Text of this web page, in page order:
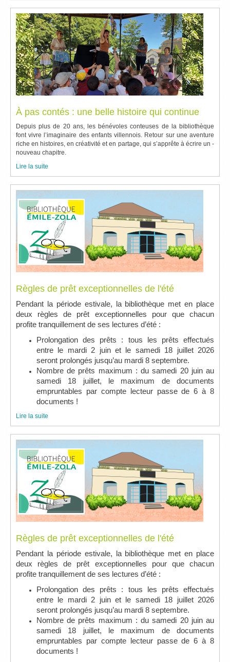
À pas contés : une belle histoire qui continue
Depuis plus de 20 ans, les bénévoles conteuses de la bibliothèque
font vivre l’imaginaire des enfants villennois. Retour sur une aventure
riche en histoires, en créativité et en partage, qui s’apprête à écrire un ­
nouveau chapitre.
Lire la suite
Règles de prêt exceptionnelles de l'été
Pendant la période estivale, la bibliothèque met en place
deux règles de prêt exceptionnelles pour que chacun
profite tranquillement de ses lectures d’été :
Prolongation des prêts : tous les prêts effectués
entre le mardi 2 juin et le samedi 18 juillet 2026
seront prolongés jusqu’au mardi 8 septembre.
Nombre de prêts maximum : du samedi 20 juin au
samedi 18 juillet, le maximum de documents
empruntables par compte lecteur passe de 6 à 8
documents !
Lire la suite
Règles de prêt exceptionnelles de l'été
Pendant la période estivale, la bibliothèque met en place
deux règles de prêt exceptionnelles pour que chacun
profite tranquillement de ses lectures d’été :
Prolongation des prêts : tous les prêts effectués
entre le mardi 2 juin et le samedi 18 juillet 2026
seront prolongés jusqu’au mardi 8 septembre.
Nombre de prêts maximum : du samedi 20 juin au
samedi 18 juillet, le maximum de documents
empruntables par compte lecteur passe de 6 à 8
documents !